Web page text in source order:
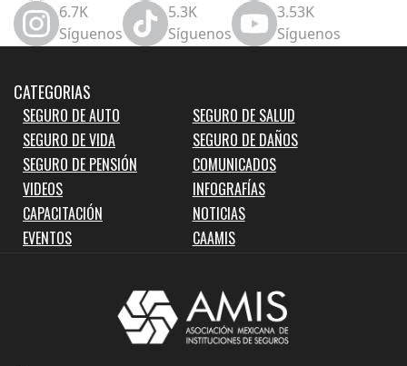
6.7K
Síguenos
5.3K
Síguenos
3.53K
Síguenos
CATEGORIAS
SEGURO DE AUTO
SEGURO DE SALUD
SEGURO DE VIDA
SEGURO DE DAÑOS
SEGURO DE PENSIÓN
COMUNICADOS
VIDEOS
INFOGRAFÍAS
CAPACITACIÓN
NOTICIAS
EVENTOS
CAAMIS